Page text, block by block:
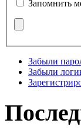
Запомнить
Забыли
Забыли